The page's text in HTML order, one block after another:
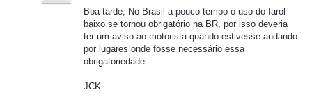
Boa tarde, No Brasil a pouco tempo o uso do farol
baixo se tornou obrigatório na BR, por isso deveria
ter um aviso ao motorista quando estivesse andando
por lugares onde fosse necessário essa
obrigatoriedade.
JCK